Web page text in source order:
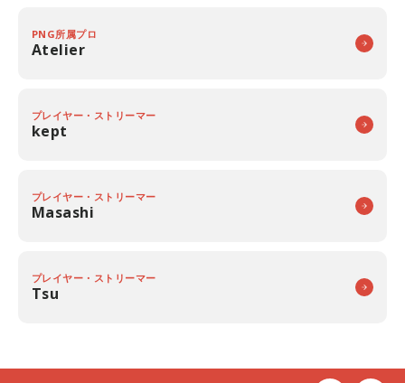
PNG所属プロ
Atelier
プレイヤー・ストリーマー
kept
プレイヤー・ストリーマー
Masashi
プレイヤー・ストリーマー
Tsu